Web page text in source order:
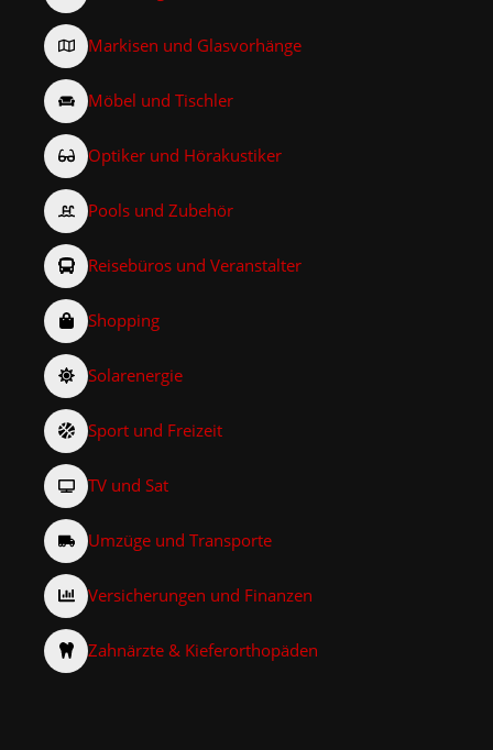
Markisen und Glasvorhänge
Möbel und Tischler
Optiker und Hörakustiker
Pools und Zubehör
Reisebüros und Veranstalter
Shopping
Solarenergie
Sport und Freizeit
TV und Sat
Umzüge und Transporte
Versicherungen und Finanzen
Zahnärzte & Kieferorthopäden